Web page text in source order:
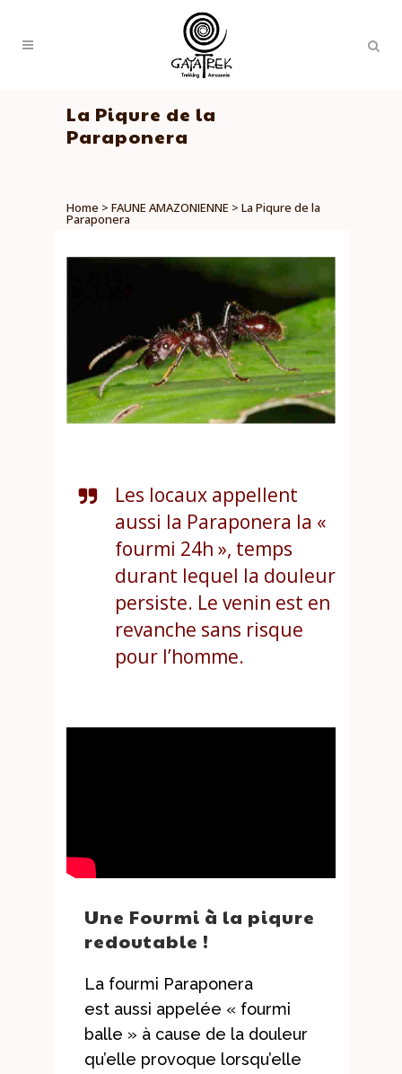
La Piqure de la
Paraponera
Home > FAUNE AMAZONIENNE > La Piqure de la
Paraponera
Les locaux appellent
aussi la Paraponera la «
fourmi 24h », temps
durant lequel la douleur
persiste. Le venin est en
revanche sans risque
pour l’homme.
Une Fourmi à la piqure
redoutable !
La fourmi Paraponera
est aussi appelée « fourmi
balle » à cause de la douleur
qu’elle provoque lorsqu’elle